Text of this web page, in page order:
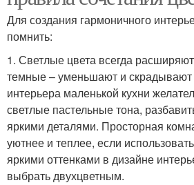
Для создания гармоничного
помнить:
1. Светлые цвета всегда
темные – уменьшают и скрадывают
интерьера маленькой кухни
светлые пастельные тона,
яркими деталями. Просторная
уютнее и теплее, если
яркими оттенками в дизайне
выбрать двухцветным.